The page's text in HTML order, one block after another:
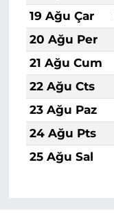
19 Ağu Çar
20 Ağu Per
21 Ağu Cum
22 Ağu Cts
23 Ağu Paz
24 Ağu Pts
25 Ağu Sal